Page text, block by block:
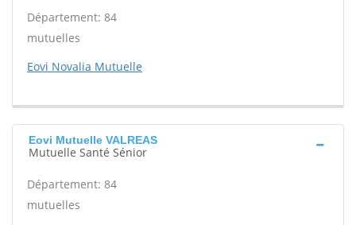
Département: 84
mutuelles
Eovi Novalia Mutuelle
Eovi Mutuelle VALREAS
Mutuelle Santé Sénior
Département: 84
mutuelles